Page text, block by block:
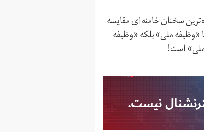
سخنان خامنه‌ای مقایسه
«وظیفه ملی» بلکه «وظیفه
است!